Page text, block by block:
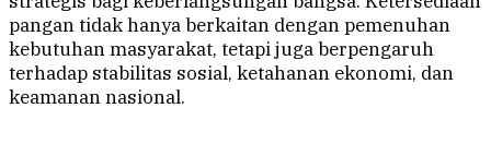
pangan tidak hanya berkaitan dengan pemenuhan
kebutuhan masyarakat, tetapi juga berpengaruh
terhadap stabilitas sosial, ketahanan ekonomi, dan
keamanan nasional.